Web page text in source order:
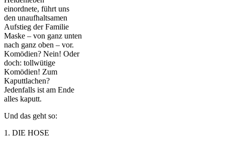
einordnete, führt uns
den unaufhaltsamen
Aufstieg der Familie
Maske – von ganz unten
nach ganz oben – vor.
Komödien? Nein! Oder
doch: tollwütige
Komödien! Zum
Kaputtlachen?
Jedenfalls ist am Ende
alles kaputt.
Und das geht so:
1. DIE HOSE